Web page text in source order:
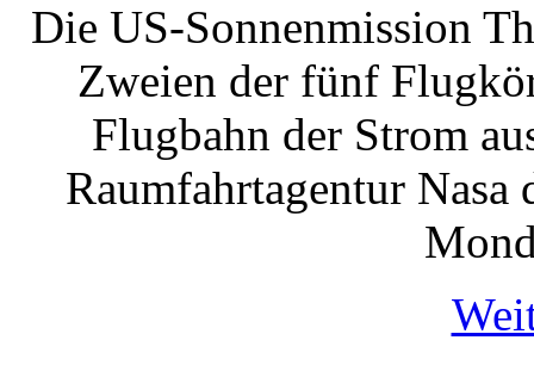
Die US-Sonnenmission
Zweien der fünf
Flugbahn der Strom
Raumfahrtagentur